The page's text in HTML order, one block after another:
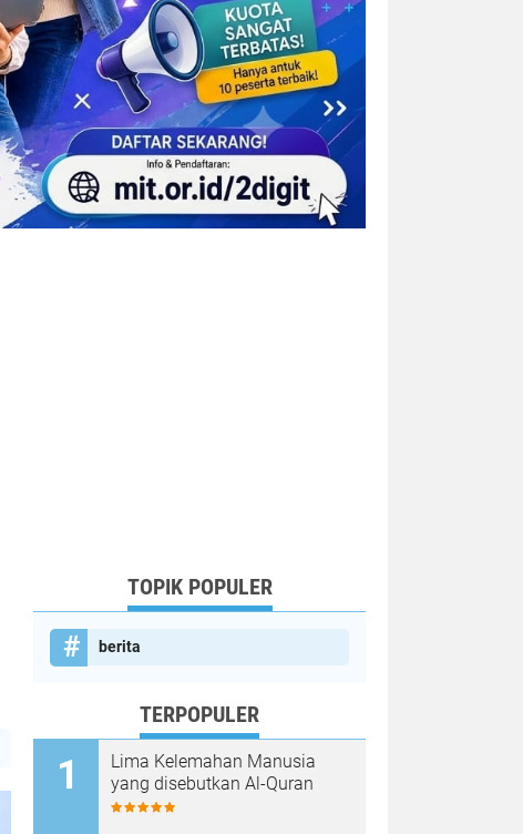
TOPIK POPULER
berita
TERPOPULER
Lima Kelemahan Manusia
yang disebutkan Al-Quran